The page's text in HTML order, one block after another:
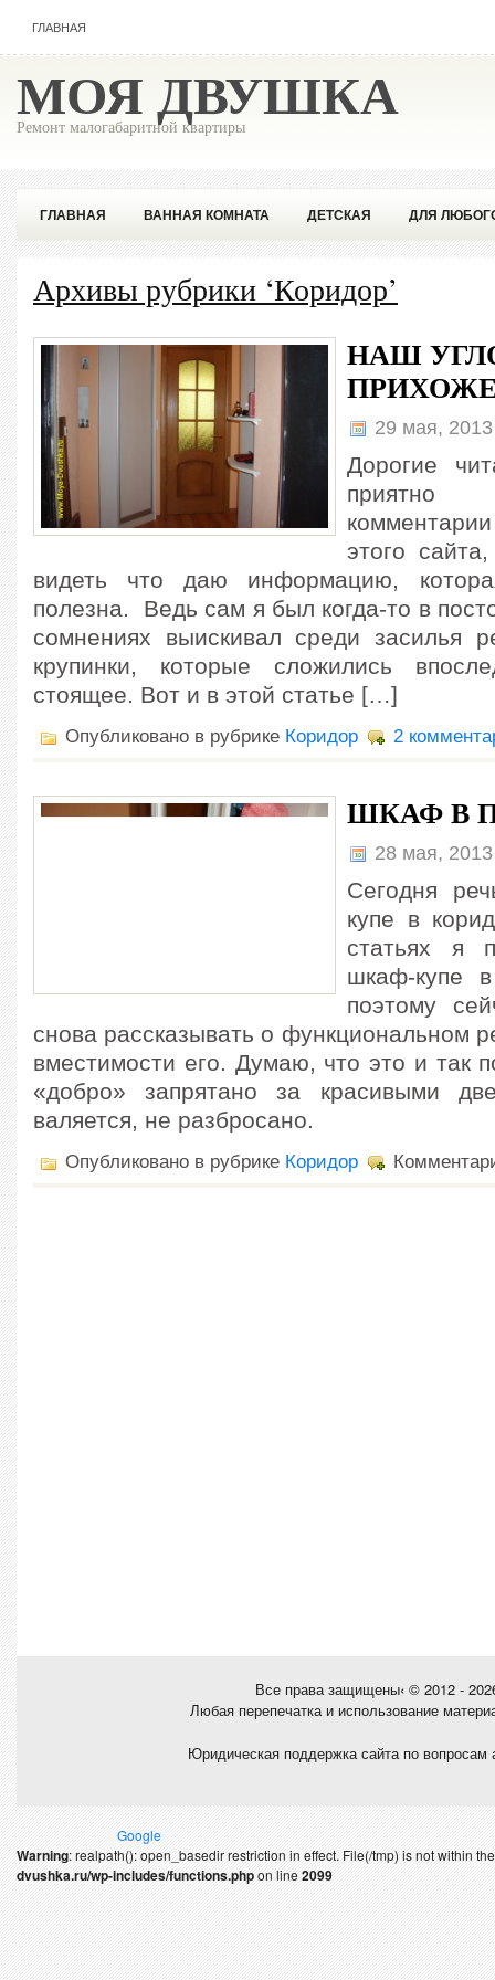
ГЛАВНАЯ
МОЯ ДВУШКА
Ремонт малогабаритной квартиры
ГЛАВНАЯ ВАННАЯ КОМНАТА ДЕТСКАЯ ДЛЯ
Архивы рубрики ‘Коридор’
НАШ
29 мая,
Дорогие
этого
видеть что даю информацию,
полезна. Ведь сам я был когда-то в
сомнениях выискивал среди засилья
крупинки, которые сложились
стоящее. Вот и в этой статье […]
Опубликовано в рубрике Коридор 2
ШКАФ В
28 мая,
Сегодня
купе в
статьях я
шкаф-купе
поэтому
снова рассказывать о функциональном
вместимости его. Думаю, что это и так
«добро» запрятано за красивыми
валяется, не разбросано.
Опубликовано в рубрике Коридор
Все права защищены‹ © 2012 -
Любая перепечатка и использование
Юридическая поддержка сайта по
Google
Warning: realpath(): open_basedir restriction in effect. File(/tmp) is not within
dvushka.ru/wp-includes/functions.phpon line2099